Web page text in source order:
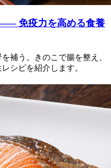
免疫力を高める食養
補う。きのこで腸を整え、
シピを紹介します。